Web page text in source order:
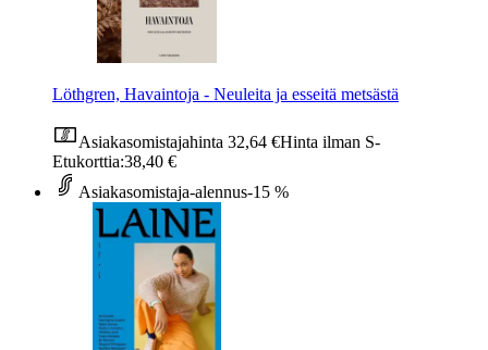
Löthgren, Havaintoja - Neuleita ja esseitä metsästä
Asiakasomistajahinta 32,64 €Hinta ilman S-
Etukorttia:38,40 €
Asiakasomistaja-alennus-15 %